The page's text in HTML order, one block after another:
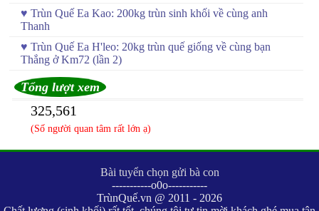
♥ Trùn Quế Ea Kao: 200kg trùn sinh khối về cùng anh
Thanh
♥ Trùn Quế Ea H'leo: 20kg trùn quế giống về cùng bạn
Thắng ở Km72 (lần 2)
Tổng lượt xem
325,561
(Số người quan tâm rất lớn ạ)
Bài tuyển chọn gửi bà con
-----------o0o-----------
TrùnQuế.vn @ 2011 - 2026